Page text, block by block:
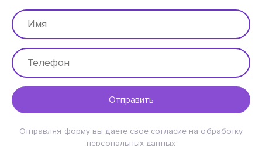
Отправить
Отправляя форму вы даете свое согласие на обработку
персональных данных